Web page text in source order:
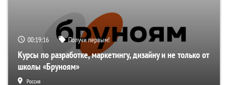
00:19:15 Получи первым!
Курсы по разработке, маркетингу, дизайну и не только от
школы «Бруноям»
Россия